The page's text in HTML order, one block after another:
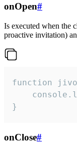
onOpen#
Is executed when the
proactive invitation)
function
}
onClose#